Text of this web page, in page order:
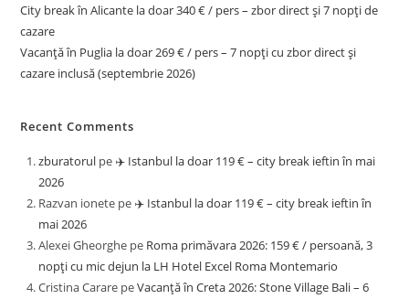
City break în Alicante la doar 340 € / pers – zbor direct și 7 nopți de
cazare
Vacanță în Puglia la doar 269 € / pers – 7 nopți cu zbor direct și
cazare inclusă (septembrie 2026)
Recent Comments
zburatorul pe ✈️ Istanbul la doar 119 € – city break ieftin în mai
2026
Razvan ionete pe ✈️ Istanbul la doar 119 € – city break ieftin în
mai 2026
Alexei Gheorghe pe Roma primăvara 2026: 159 € / persoană, 3
nopți cu mic dejun la LH Hotel Excel Roma Montemario
Cristina Carare peVacanță în Creta 2026: Stone Village Bali – 6